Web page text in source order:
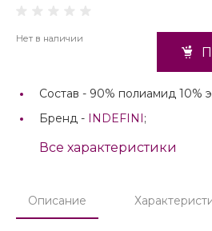
Нет в наличии
Состав - 90% полиамид 10%
Бренд - INDEFINI;
Все характеристики
Описание